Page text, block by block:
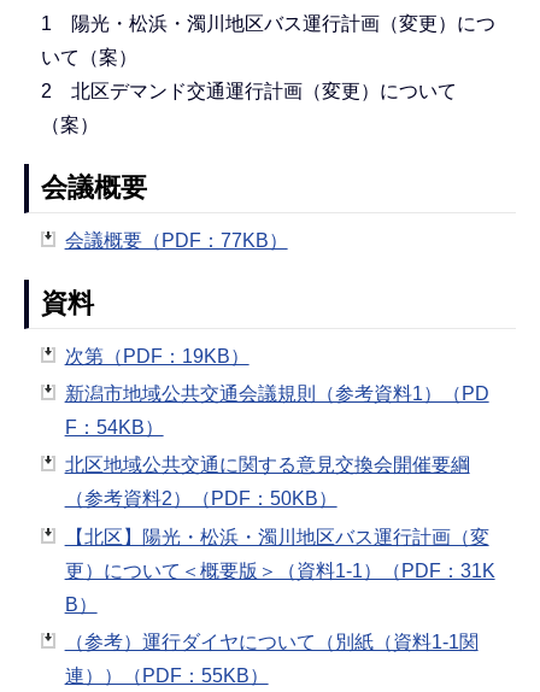
1 陽光・松浜・濁川地区バス運行計画（変更）につ
いて（案）
2 北区デマンド交通運行計画（変更）について
（案）
会議概要
会議概要（PDF：77KB）
資料
次第（PDF：19KB）
新潟市地域公共交通会議規則（参考資料1）（PD
F：54KB）
北区地域公共交通に関する意見交換会開催要綱
（参考資料2）（PDF：50KB）
【北区】陽光・松浜・濁川地区バス運行計画（変
更）について＜概要版＞（資料1-1）（PDF：31K
B）
（参考）運行ダイヤについて（別紙（資料1-1関
連））（PDF：55KB）